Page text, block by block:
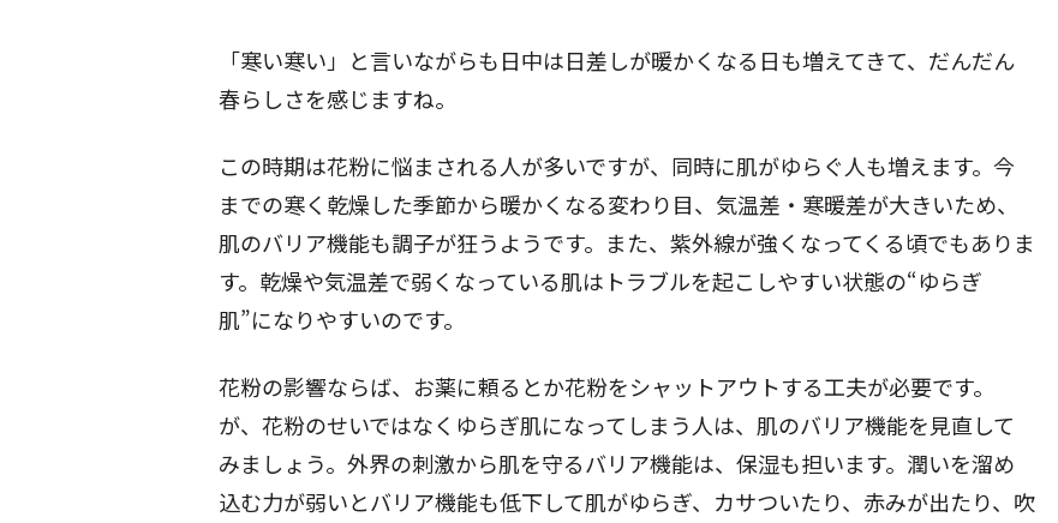
「寒い寒い」と言いながらも日中は日差しが暖かくなる日も増えてきて、だんだん
春らしさを感じますね。
この時期は花粉に悩まされる人が多いですが、同時に肌がゆらぐ人も増えます。今
までの寒く乾燥した季節から暖かくなる変わり目、気温差・寒暖差が大きいため、
肌のバリア機能も調子が狂うようです。また、紫外線が強くなってくる頃でもありま
す。乾燥や気温差で弱くなっている肌はトラブルを起こしやすい状態の“ゆらぎ
肌”になりやすいのです。
花粉の影響ならば、お薬に頼るとか花粉をシャットアウトする工夫が必要です。
が、花粉のせいではなくゆらぎ肌になってしまう人は、肌のバリア機能を見直して
みましょう。外界の刺激から肌を守るバリア機能は、保湿も担います。潤いを溜め
込む力が弱いとバリア機能も低下して肌がゆらぎ、カサついたり、赤みが出たり、吹
閉じる